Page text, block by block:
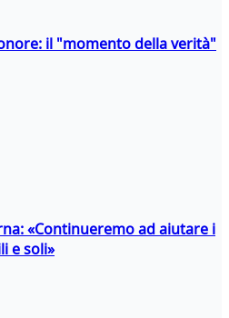
il "momento della verità"
«Continueremo ad aiutare i
e soli»